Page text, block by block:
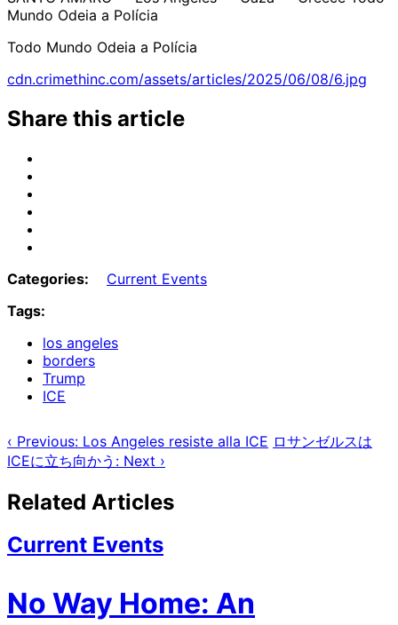
Mundo Odeia a Polícia
Todo Mundo Odeia a Polícia
cdn.crimethinc.com/assets/articles/2025/06/08/6.jpg
Share this article
Tumblr
Categories:
Current Events
Tags:
los angeles
borders
Trump
ICE
‹ Previous: Los Angeles resiste alla ICE ロサンゼルスは
ICEに立ち向かう: Next ›
Related Articles
Current Events
No Way Home: An